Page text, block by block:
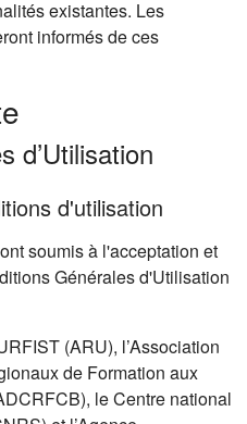
existantes. Les
informés de ces
d’Utilisation
d'utilisation
soumis à l'acceptation et
Générales d'Utilisation
(ARU), l’Association
de Formation aux
le Centre national